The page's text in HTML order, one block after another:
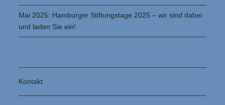
Mai 2025: Hamburger Stiftungstage 2025 – wir sind dabei
und laden Sie ein!
Kontakt